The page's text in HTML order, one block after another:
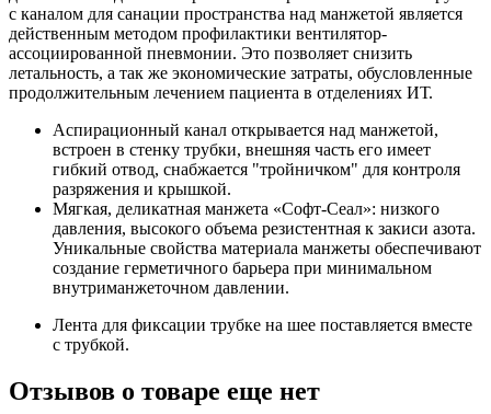
с каналом для санации пространства над манжетой является
действенным методом профилактики вентилятор-
ассоциированной пневмонии. Это позволяет снизить
летальность, а так же экономические затраты, обусловленные
продолжительным лечением пациента в отделениях ИТ.
Аспирационный канал открывается над манжетой,
встроен в стенку трубки, внешняя часть его имеет
гибкий отвод, снабжается "тройничком" для контроля
разряжения и крышкой.
Мягкая, деликатная манжета «Софт-Сеал»: низкого
давления, высокого объема резистентная к закиси азота.
Уникальные свойства материала манжеты обеспечивают
создание герметичного барьера при минимальном
внутриманжеточном давлении.
Лента для фиксации трубке на шее поставляется вместе
с трубкой.
Отзывов о товаре еще нет